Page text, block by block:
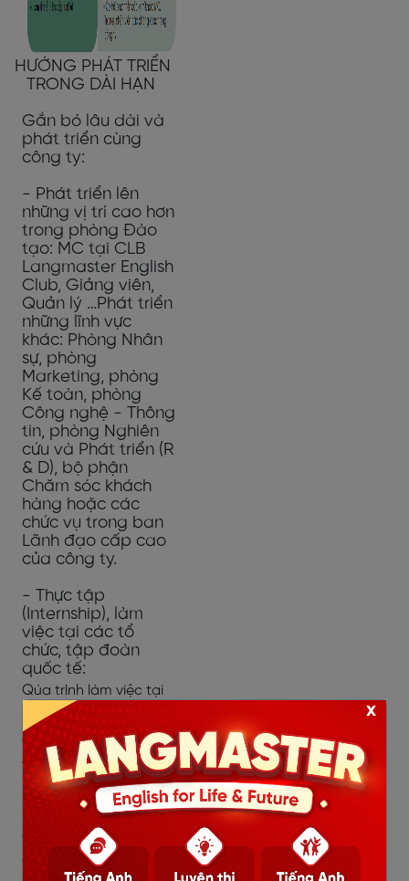
HƯỚNG PHÁT TRIỂN
TRONG DÀI HẠN
Gắn bó lâu dài và
phát triển cùng
công ty:
- Phát triển lên
những vị trí cao hơn
trong phòng Đào
tạo: MC tại CLB
Langmaster English
Club, Giảng viên,
Quản lý …Phát triển
những lĩnh vực
khác: Phòng Nhân
sự, phòng
Marketing, phòng
Kế toàn, phòng
Công nghệ - Thông
tin, phòng Nghiên
cứu và Phát triển (R
& D), bộ phận
Chăm sóc khách
hàng hoặc các
chức vụ trong ban
Lãnh đạo cấp cao
của công ty.
- Thực tập
(Internship), làm
việc tại các tổ
chức, tập đoàn
quốc tế:
Qúa trình làm việc tại
Langmaster bạn sẽ
được gặp gỡ, tiếp xúc
và học tập từ những
nhà lãnh đạo mở,
những người được trực
tiếp huấn luyện và đào
tạo từ những chuyên
x